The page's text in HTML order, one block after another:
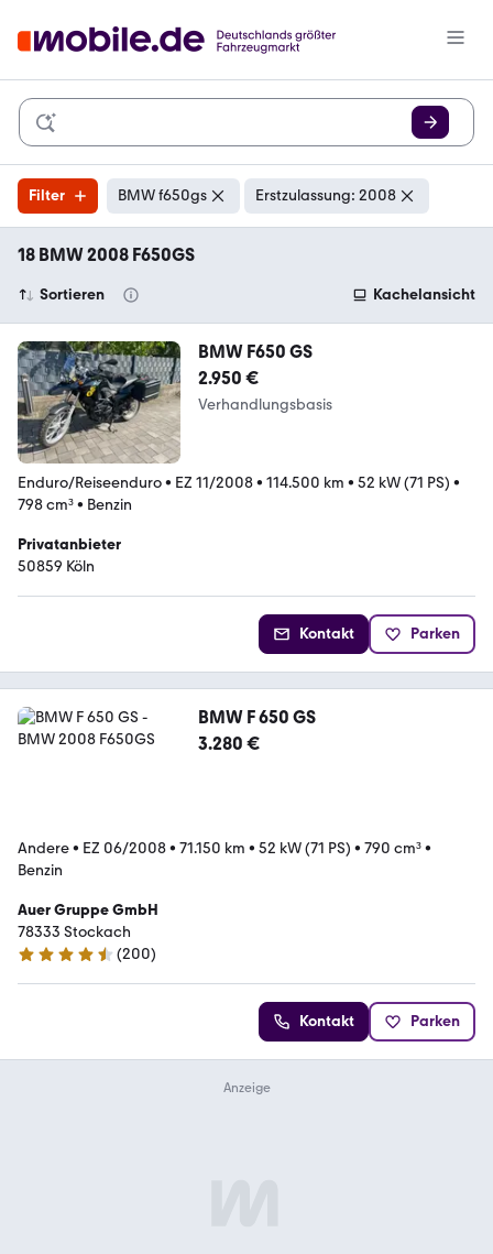
Filter BMW f650gs Erstzulassung: 2008
18 BMW 2008 F650GS
Sortieren Kachelansicht
BMW F650 GS
2.950 €
Verhandlungsbasis
Enduro/Reiseenduro• EZ 11/2008• 114.500 km • 52 kW (71 PS) •
798 cm³• Benzin
Privatanbieter
50859 Köln
Kontakt Parken
BMW F 650 GS
3.280 €
Andere• EZ 06/2008• 71.150 km • 52 kW (71 PS) • 790 cm³•
Benzin
Auer Gruppe GmbH
78333 Stockach
4.7 Sterne
(200)
Kontakt Parken